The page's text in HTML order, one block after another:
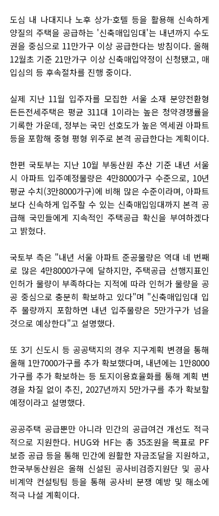
도심 내 나대지나 노후 상가·호텔 등을 활용해 신속하게
양질의 주택을 공급하는 '신축매입임대'는 내년까지 수도
권을 중심으로 11만가구 이상 공급한다는 방침이다. 올해
12월초 기준 21만가구 이상 신축매입약정이 신청됐고, 매
입심의 등 후속절차를 진행 중이다.
실제 지난 11월 입주자를 모집한 서울 소재 분양전환형
든든전세주택은 평균 311대 1이라는 높은 청약경쟁률을
기록한 가운데, 정부는 국민 선호도가 높은 역세권 아파트
등을 포함해 중형 평형 위주로 본격 공급한다는 계획이다.
한편 국토부는 지난 10월 부동산원 추산 기준 내년 서울
시 아파트 입주예정물량은 4만8000가구 수준으로, 10년
평균 수치(3만8000가구)에 비해 많은 수준이라며, 아파트
보다 신속하게 입주할 수 있는 신축매입임대까지 본격 공
급해 국민들에게 지속적인 주택공급 확신을 부여하겠다
고 밝혔다.
국토부 측은 "내년 서울 아파트 준공물량은 역대 네 번째
로 많은 4만8000가구에 달하지만, 주택공급 선행지표인
인허가 물량이 부족하다는 지적에 따라 인허가 물량을 공
공 중심으로 충분히 확보하고 있다"며 "신축매입임대 입
주 물량까지 포함하면 내년 입주물량은 5만가구가 넘을
것으로 예상한다"고 설명했다.
또 3기 신도시 등 공공택지의 경우 지구계획 변경을 통해
올해 1만7000가구를 추가 확보했다며, 내년에는 1만8000
가구를 추가 확보하는 등 토지이용효율화를 통해 계획 변
경을 차질 없이 추진, 2027년까지 5만가구를 추가 확보할
예정이라고 설명했다.
공공주택 공급뿐만 아니라 민간의 공급여건 개선도 적극
적으로 지원한다. HUG와 HF는 총 35조원을 목표로 PF
보증 공급 등을 통해 민간에 원활한 자금조달을 지원하고,
한국부동산원은 올해 신설된 공사비검증지원단 및 공사
비계약 컨설팅팀 등을 통해 공사비 분쟁 예방 및 해소에
적극 나설 계획이다.